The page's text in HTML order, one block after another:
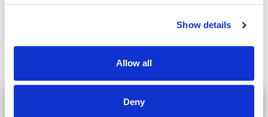
Show details
Allow all
Deny
Heraklion ca. 27km
NANA PRINCESS SUITES, VILLAS &